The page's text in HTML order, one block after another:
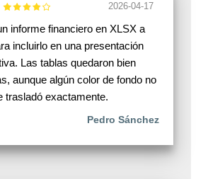
2026-04-17
informe financiero en XLSX a
incluirlo en una presentación
Las tablas quedaron bien
aunque algún color de fondo no
trasladó exactamente.
Pedro Sánchez